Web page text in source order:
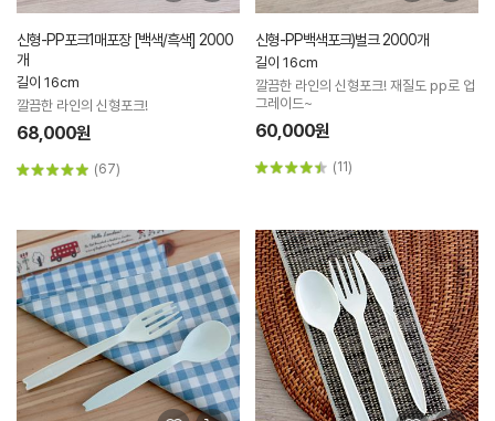
신형-PP포크1매포장 [백색/흑색] 2000
개
길이 16cm
깔끔한 라인의 신형포크!
68,000원
(67)
신형-PP백색포크)벌크 2000개
길이 16cm
깔끔한 라인의 신형포크! 재질도 pp로 업
그레이드~
60,000원
(11)